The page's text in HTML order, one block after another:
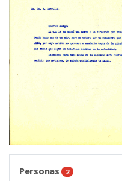
Personas 2